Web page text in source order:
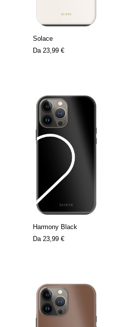
Solace
Da 23,99 €
Harmony Black
Da 23,99 €